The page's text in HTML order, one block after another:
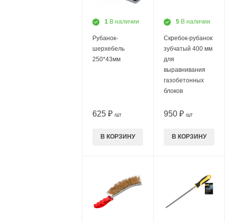
1 В наличии
Рубанок-
шерхебель
250*43мм
625 ₽ /ШТ
В КОРЗИНУ
5 В наличии
Скребок-рубанок
зубчатый 400 мм
для
выравнивания
газобетонных
блоков
950 ₽ /ШТ
В КОРЗИНУ